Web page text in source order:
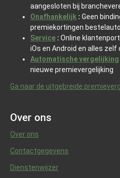
aangesloten bij
Onafhankelijk : Geen
premiekortingen
Service : Online
iOs en Android en alles zelf
Automatische vergelijking
nieuwe premievergelijking
Ga naar de uitgebreide
Over ons
Over ons
Contactgegevens
Dienstenwijzer